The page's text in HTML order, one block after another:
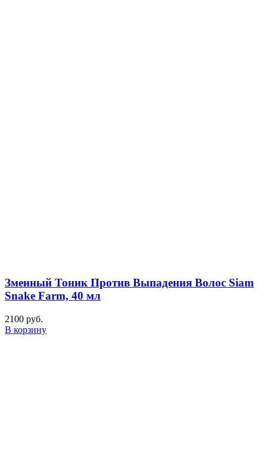
Змеиный Тоник Против Выпадения Волос Siam
Snake Farm, 40 мл
2100 руб.
В корзину